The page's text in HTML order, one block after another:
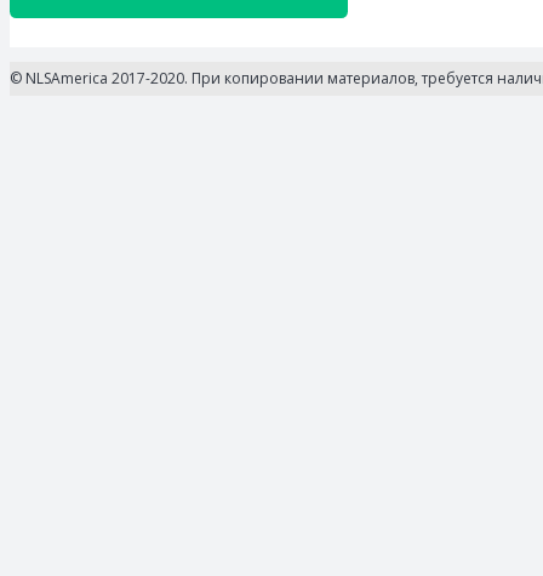
© NLSAmerica 2017-2020. При копировании материалов, требуется